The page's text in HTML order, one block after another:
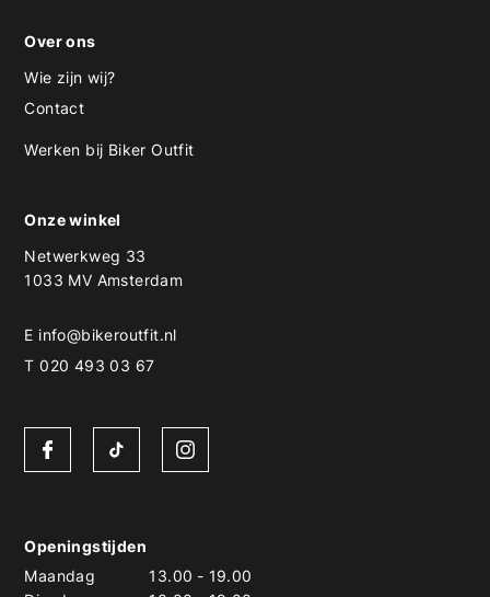
Over ons
Wie zijn wij?
Contact
Werken bij Biker Outfit
Onze winkel
Netwerkweg 33
1033 MV Amsterdam
E info@bikeroutfit.nl
T 020 493 03 67
Openingstijden
Maandag
13.00 - 19.00